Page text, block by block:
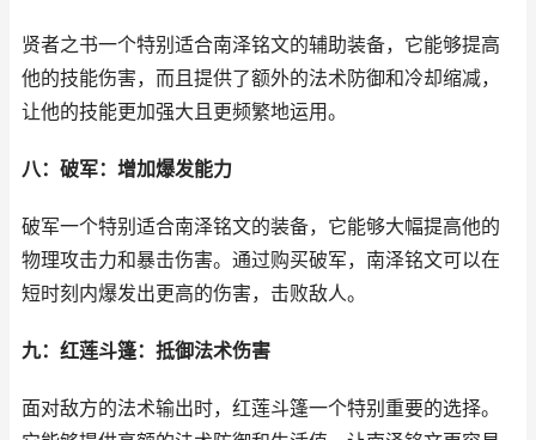
贤者之书一个特别适合南泽铭文的辅助装备，它能够提高
他的技能伤害，而且提供了额外的法术防御和冷却缩减，
让他的技能更加强大且更频繁地运用。
八：破军：增加爆发能力
破军一个特别适合南泽铭文的装备，它能够大幅提高他的
物理攻击力和暴击伤害。通过购买破军，南泽铭文可以在
短时刻内爆发出更高的伤害，击败敌人。
九：红莲斗篷：抵御法术伤害
面对敌方的法术输出时，红莲斗篷一个特别重要的选择。